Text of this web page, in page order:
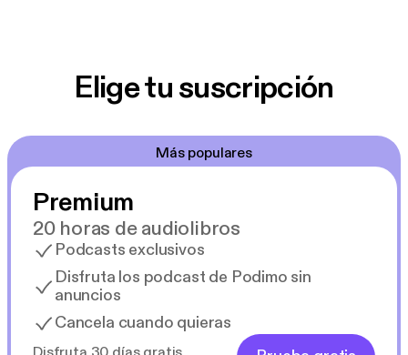
Elige tu suscripción
Más populares
Premium
20 horas de audiolibros
Podcasts exclusivos
Disfruta los podcast de Podimo sin
anuncios
Cancela cuando quieras